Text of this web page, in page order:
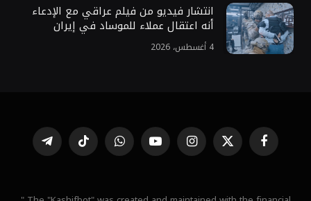
انتشار فيديو من فيلم عراقي مع الإدعاء
أنه اعتقال عملاء للموساد في إيران
4 أغسطس، 2026
فيسبوك X
(Twitter)
الانستغراميوتيوب واتساب تيكتوك تيلقرام